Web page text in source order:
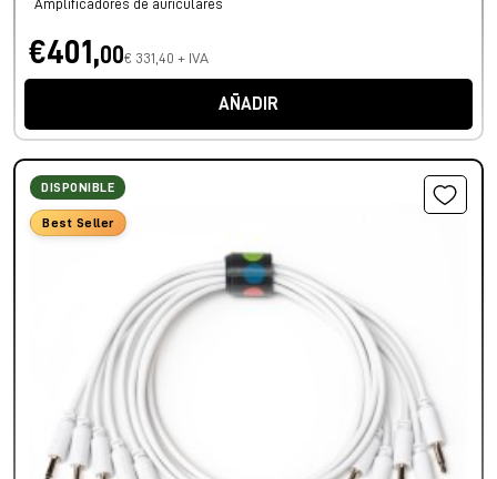
Amplificadores de auriculares
€401,00€ 331,40 + IVA
AÑADIR
DISPONIBLE
Best Seller